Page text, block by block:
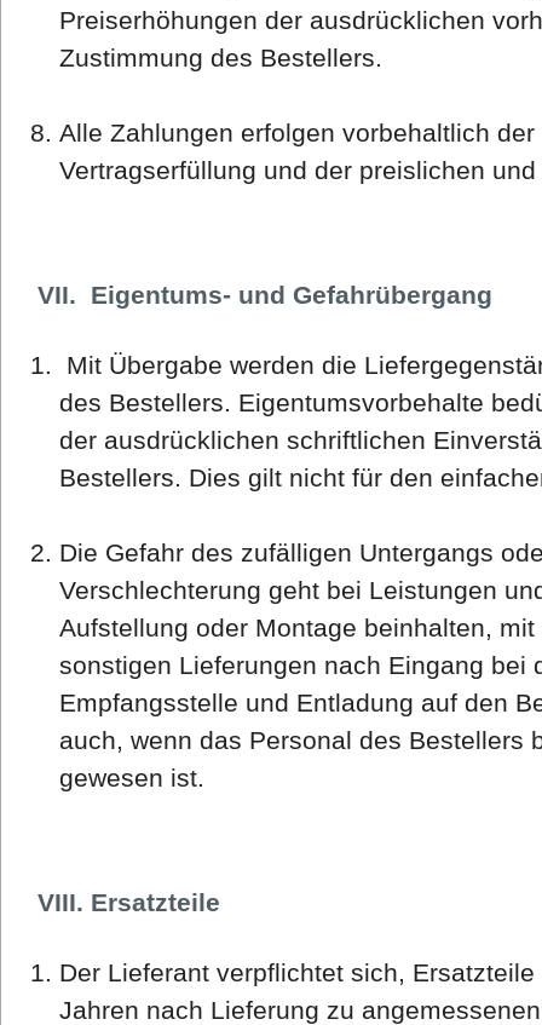
Preiserhöhungen der ausdrücklichen
Zustimmung des Bestellers.
Alle Zahlungen erfolgen vorbehaltlich
Vertragserfüllung und der preislichen
VII. Eigentums- und Gefahrübergang
Mit Übergabe werden die
des Bestellers. Eigentumsvorbehalte
der ausdrücklichen schriftlichen
Bestellers. Dies gilt nicht für den
Die Gefahr des zufälligen Untergangs
Verschlechterung geht bei Leistungen
Aufstellung oder Montage beinhalten,
sonstigen Lieferungen nach Eingang bei
Empfangsstelle und Entladung auf den
auch, wenn das Personal des Bestellers
gewesen ist.
VIII. Ersatzteile
Der Lieferant verpflichtet sich,
Jahren nach Lieferung zu